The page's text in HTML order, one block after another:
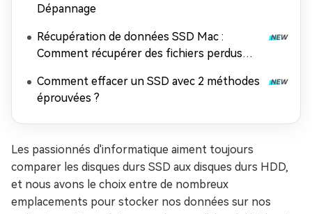
Dépannage
Récupération de données SSD Mac :
Comment récupérer des fichiers perdus
Comment effacer un SSD avec 2 méthodes
éprouvées ?
Les passionnés d'informatique aiment toujours
comparer les disques durs SSD aux disques durs HDD,
et nous avons le choix entre de nombreux
emplacements pour stocker nos données sur nos